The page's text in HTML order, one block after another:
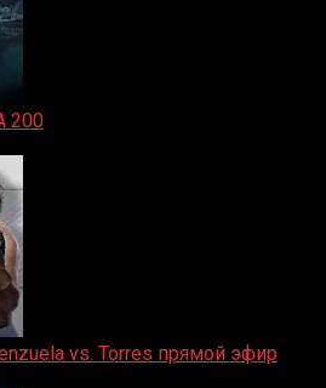
200
vs. Torres прямой эфир